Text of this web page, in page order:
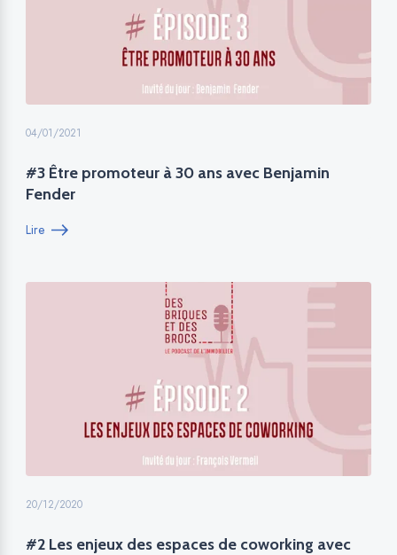
04/01/2021
#3 Être promoteur à 30 ans avec Benjamin
Fender
Lire
20/12/2020
#2 Les enjeux des espaces de coworking avec